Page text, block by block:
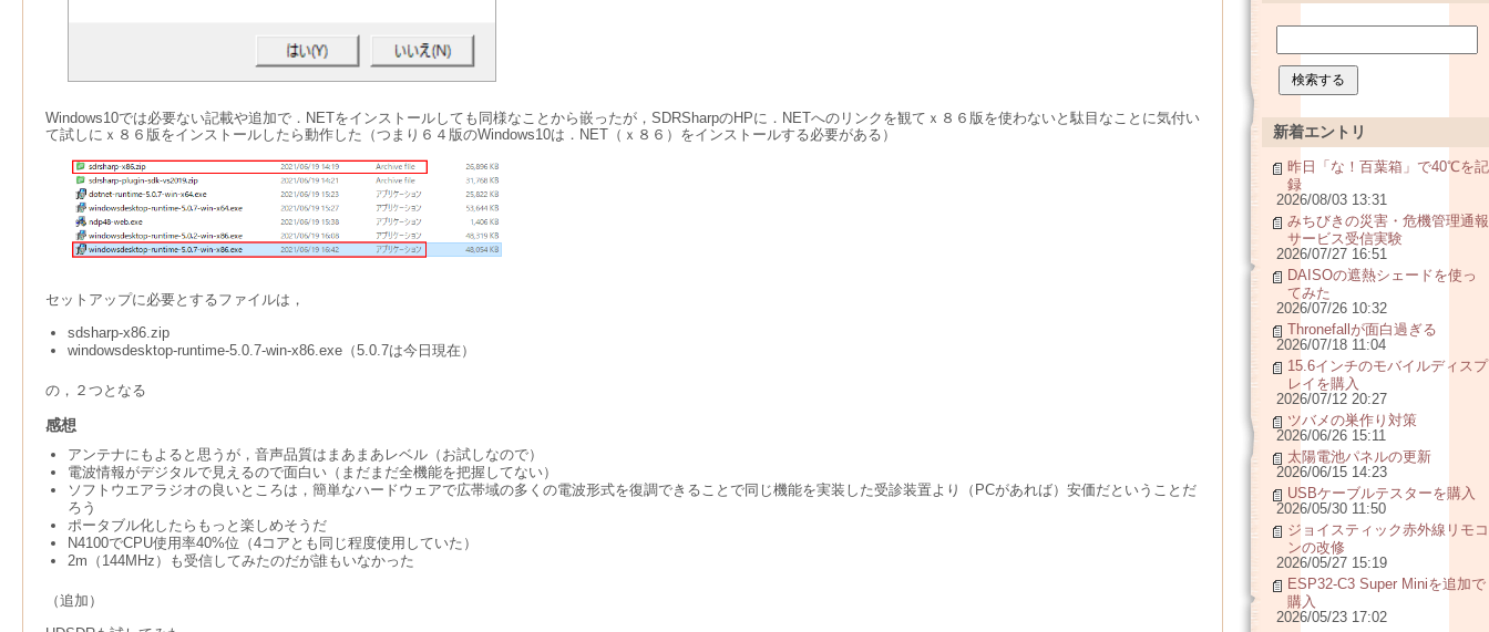
Windows10では必要ない記載や追加で．NETをインストールしても同様なことから嵌ったが，SDRSharpのHPに．NETへのリンクを観てｘ８６版を使わないと駄目なことに気付い
て試しにｘ８６版をインストールしたら動作した（つまり６４版のWindows10は．NET（ｘ８６）をインストールする必要がある）
セットアップに必要とするファイルは，
sdsharp-x86.zip
windowsdesktop-runtime-5.0.7-win-x86.exe（5.0.7は今日現在）
の，２つとなる
感想
アンテナにもよると思うが，音声品質はまあまあレベル（お試しなので）
電波情報がデジタルで見えるので面白い（まだまだ全機能を把握してない）
ソフトウエアラジオの良いところは，簡単なハードウェアで広帯域の多くの電波形式を復調できることで同じ機能を実装した受診装置より（PCがあれば）安価だということだ
ろう
ポータブル化したらもっと楽しめそうだ
N4100でCPU使用率40%位（4コアとも同じ程度使用していた）
2m（144MHz）も受信してみたのだが誰もいなかった
（追加）
新着エントリ
昨日「な！百葉箱」で40℃を記
録
2026/08/03 13:31
みちびきの災害・危機管理通報
サービス受信実験
2026/07/27 16:51
DAISOの遮熱シェードを使っ
てみた
2026/07/26 10:32
Thronefallが面白過ぎる
2026/07/18 11:04
15.6インチのモバイルディスプ
レイを購入
2026/07/12 20:27
ツバメの巣作り対策
2026/06/26 15:11
太陽電池パネルの更新
2026/06/15 14:23
USBケーブルテスターを購入
2026/05/30 11:50
ジョイスティック赤外線リモコ
ンの改修
2026/05/27 15:19
ESP32-C3 Super Miniを追加で
購入
2026/05/23 17:02